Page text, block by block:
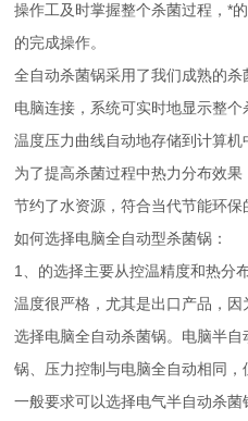
操作工及时掌握整个杀菌过程，*
的完成操作。
全自动杀菌锅采用了我们成熟的
电脑连接，系统可实时地显示整
温度压力曲线自动地存储到计算机
为了提高杀菌过程中热力分布效
节约了水资源，符合当代节能环保
如何选择电脑全自动型杀菌锅：
1、的选择主要从控温精度和热分
温度很严格，尤其是出口产品，
选择电脑全自动杀菌锅。电脑半
锅、压力控制与电脑全自动相同，
一般要求可以选择电气半自动杀